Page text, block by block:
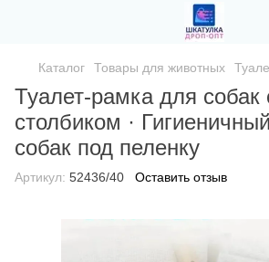
Каталог Товары для животных
Туалет-рамка для собак
столбиком ·
собак под пеленку
Артикул: 52436/40 Оставить отзыв